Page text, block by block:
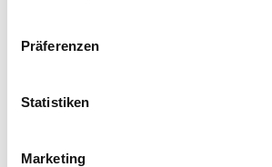
Präferenzen
Statistiken
Marketing
Workshop: Conducting
mindfully
Continuing education course
Postgraduate certificate in